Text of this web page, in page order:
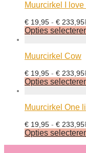
Muurcirkel I love
€ 19,95 - € 233,95
Opties
Muurcirkel Cow
€ 19,95 - € 233,95
Opties
Muurcirkel One
€ 19,95 - € 233,95
Opties